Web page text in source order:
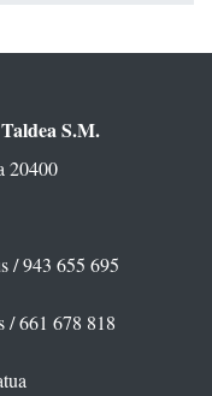
S.M.
20400
/ 943 655 695
/ 661 678 818